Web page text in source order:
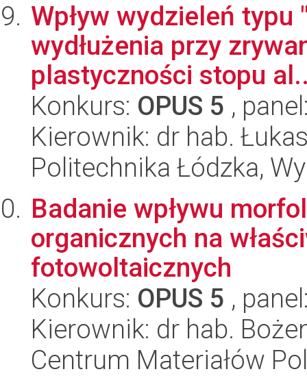
Wpływ wydzieleń typu
wydłużenia przy
plastyczności stopu
Konkurs: OPUS 5 ,
Kierownik: dr hab.
Politechnika Łódzka,
Badanie wpływu
organicznych na
fotowoltaicznych
Konkurs: OPUS 5 ,
Kierownik: dr hab.
Centrum Materiałów